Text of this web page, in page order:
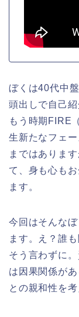
ぼくは40代中
頭出しで自己
もう時期FIRE
生新たなフェ
まではありま
て、身も心も
ます。
今回はそんな
ます。え？誰
そう言わずに
は因果関係が
との親和性を